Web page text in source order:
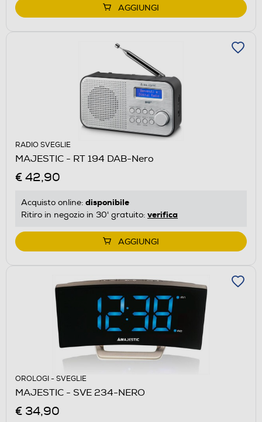
AGGIUNGI
RADIO SVEGLIE
MAJESTIC - RT 194 DAB-Nero
€ 42,90
Acquisto online: disponibile
Ritiro in negozio in 30' gratuito: verifica
AGGIUNGI
OROLOGI - SVEGLIE
MAJESTIC - SVE 234-NERO
€ 34,90